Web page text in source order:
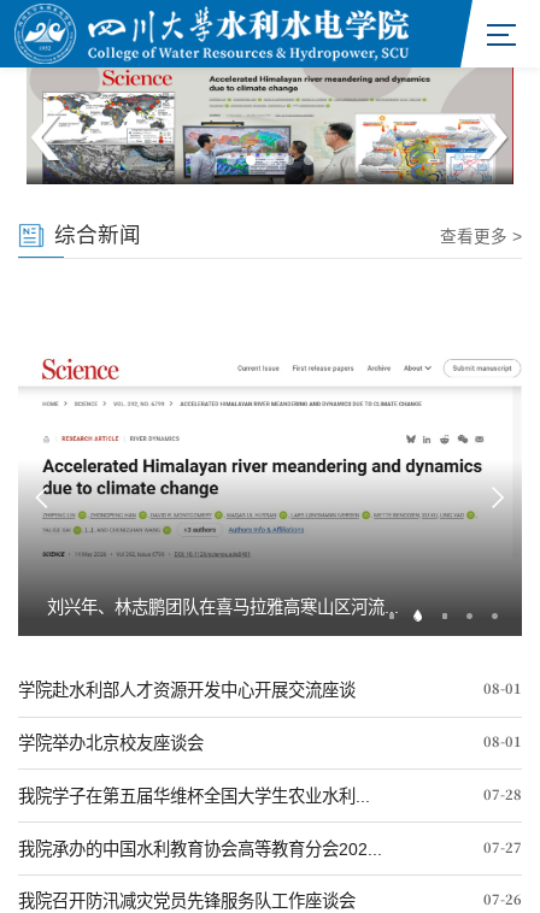
综合新闻 查看更多 >
刘兴年、林志鹏团队在喜马拉雅高寒山区河流...
学院赴水利部人才资源开发中心开展交流座谈 08-01
学院举办北京校友座谈会 08-01
我院学子在第五届华维杯全国大学生农业水利... 07-28
我院承办的中国水利教育协会高等教育分会202... 07-27
我院召开防汛减灾党员先锋服务队工作座谈会 07-26